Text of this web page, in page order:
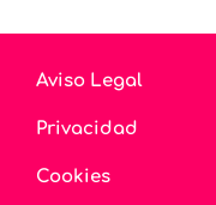
Aviso Legal
Privacidad
Cookies